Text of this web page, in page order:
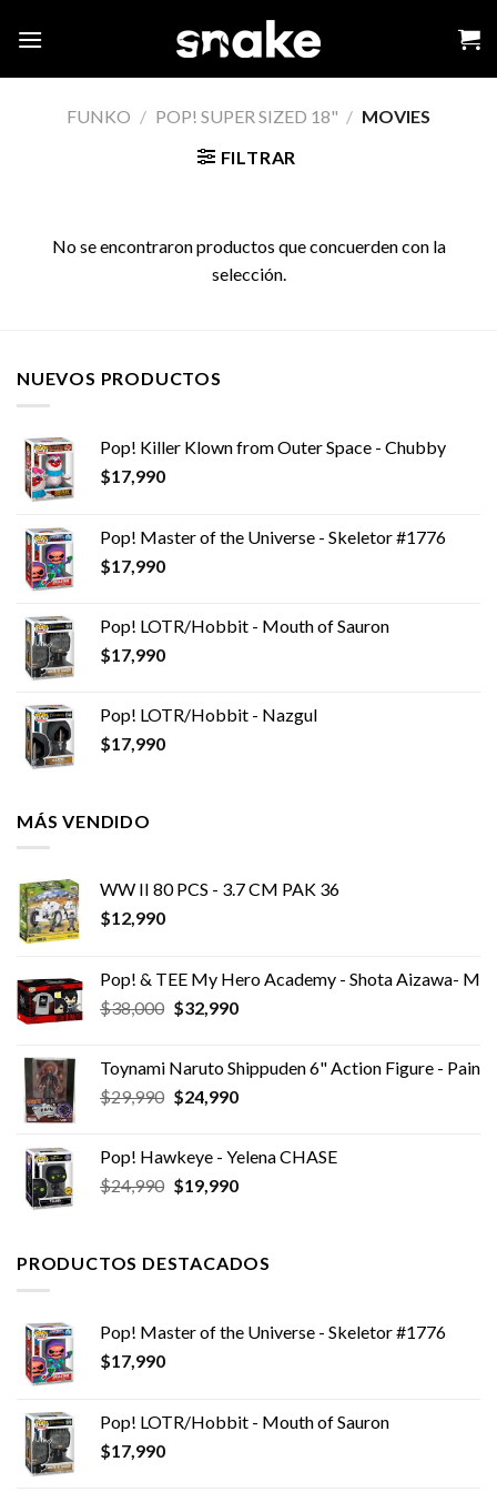
FUNKO / POP! SUPER SIZED 18" / MOVIES
FILTRAR
No se encontraron productos que concuerden con la
selección.
NUEVOS PRODUCTOS
Pop! Killer Klown from Outer Space - Chubby
$17,990
Pop! Master of the Universe - Skeletor #1776
$17,990
Pop! LOTR/Hobbit - Mouth of Sauron
$17,990
Pop! LOTR/Hobbit - Nazgul
$17,990
MÁS VENDIDO
WW II 80 PCS - 3.7 CM PAK 36
$12,990
Pop! & TEE My Hero Academy - Shota Aizawa- M
$38,000 El
era:
$38,000.
$32,990El
es:
$32,990.
Toynami Naruto Shippuden 6" Action Figure - Pain
$29,990 El
era:
$29,990.
$24,990El
es:
$24,990.
Pop! Hawkeye - Yelena CHASE
$24,990 El
era:
$24,990.
$19,990El
es:
$19,990.
PRODUCTOS DESTACADOS
Pop! Master of the Universe - Skeletor #1776
$17,990
Pop! LOTR/Hobbit - Mouth of Sauron
$17,990